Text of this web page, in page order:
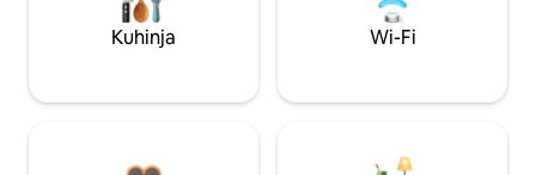
Kuhinja Wi-Fi